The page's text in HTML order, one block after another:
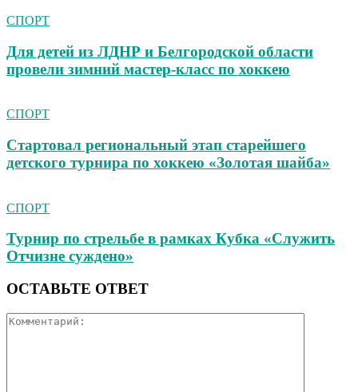
СПОРТ
Для детей из ЛДНР и Белгородской области
провели зимний мастер-класс по хоккею
СПОРТ
Стартовал региональный этап старейшего
детского турнира по хоккею «Золотая шайба»
СПОРТ
Турнир по стрельбе в рамках Кубка «Служить
Отчизне суждено»
ОСТАВЬТЕ ОТВЕТ